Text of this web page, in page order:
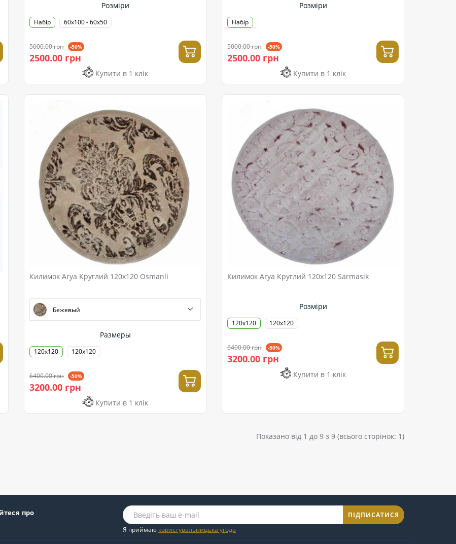
Розміри
Набір 60x100 - 60x50
5000.00 грн -50%
2500.00 грн
Купити в 1 клік
Розміри
Набір
5000.00 грн -50%
2500.00 грн
Купити в 1 клік
Килимок Arya Круглий 120x120 Osmanli
Бежевый
Размеры
120х120 120x120
6400.00 грн -50%
3200.00 грн
Купити в 1 клік
Килимок Arya Круглий 120x120 Sarmasik
Розміри
120x120 120х120
6400.00 грн -50%
3200.00 грн
Купити в 1 клік
Показано від 1 до 9 з 9 (всього сторінок: 1)
про
ПІДПИСАТИСЯ
Я приймаю користувальницька угода